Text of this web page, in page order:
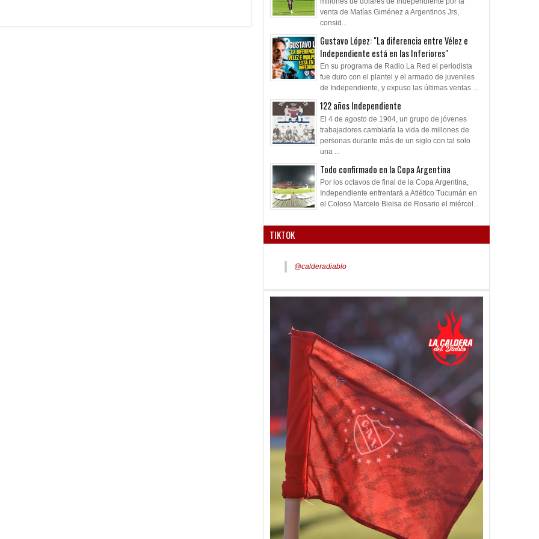
venta de Matías Giménez a Argentinos Jrs,
consid...
Gustavo López: "La diferencia entre Vélez e
Independiente está en las Inferiores"
En su programa de Radio La Red el periodista
fue duro con el plantel y el armado de juveniles
de Independiente, y expuso las últimas ventas ...
122 años Independiente
El 4 de agosto de 1904, un grupo de jóvenes
trabajadores cambiaría la vida de millones de
personas durante más de un siglo con tal solo
una ...
Todo confirmado en la Copa Argentina
Por los octavos de final de la Copa Argentina,
Independiente enfrentará a Atlético Tucumán en
el Coloso Marcelo Bielsa de Rosario el miércol...
TIKTOK
@calderadiablo